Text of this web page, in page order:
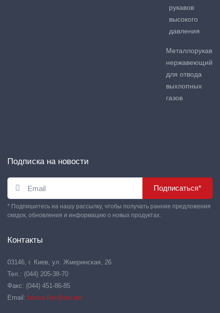
рукавов
высокого
давления
Металлорукав
нержавеющий
для отвода
выхлопных
газов
Подписка на новости
Подписаться*
* Подпишитесь на нашу рассылку, чтобы получать ранние предложения
скидок, обновления и информацию о новых продуктах.
Контакты
03146, г. Киев, ул. Жмеринская, 26
Тел.: (044) 205-38-70
Факс: (044) 451-86-85
Email: hansa-flex@ukr.net